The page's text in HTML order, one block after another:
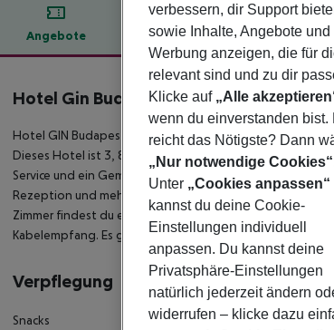
Angebote Hotelbeschreibung
Hotelbeschreibung
Hotel Gin Budapest
4
Hotel GIN Budapest liegt im Herzen von Budapest, nur
Dieses Hotel ist 3, 8 km von Margareteninsel und 3, 1
Service und ein Gemeinschaftswohnzimmer sind
Rezeption und mehrsprachiges Personal. Fühl dich in
Zimmer findest du ein Memory-Foam-Bett mit
Kabelempfang. Es gibt eigene Badezimmer, die über
Verpflegung
Snacks
verbessern, dir Support
sowie Inhalte, Angebote und
Werbung anzeigen, die für
relevant sind und zu dir
Klicke auf „Alle
wenn du einverstanden bist.
reicht das Nötigste? Dann
„Nur notwendige Cookies“
Unter „Cookies anpassen“
kannst du deine Cookie-
Einstellungen individuell
anpassen. Du kannst deine
Privatsphäre-Einstellungen
natürlich jederzeit ändern
widerrufen – klicke dazu